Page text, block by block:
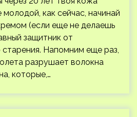
как сейчас, начинай
(если еще не делаешь
защитник от
Напомним еще раз,
разрушает волокна
которые,…